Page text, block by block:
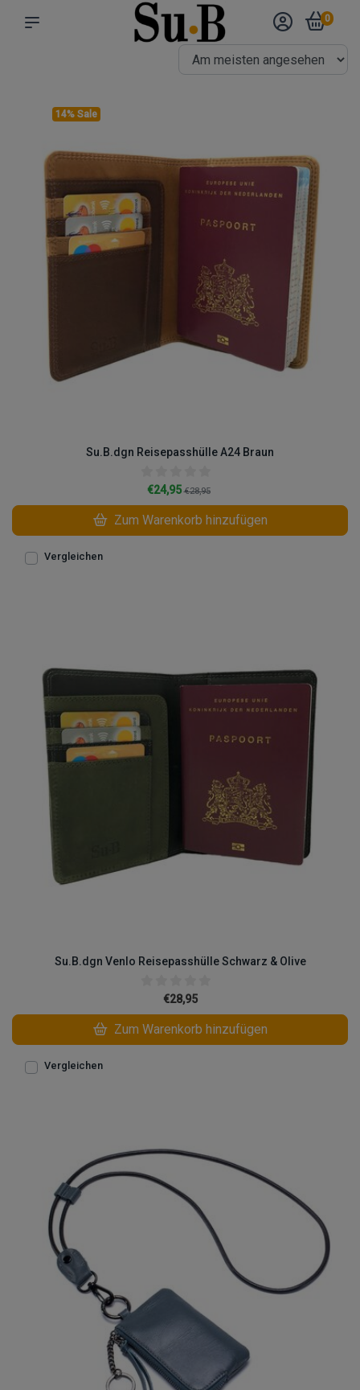
0
14% Sale
Su.B.dgn Reisepasshülle A24 Braun
€24,95€28,95
Zum Warenkorb hinzufügen
Vergleichen
Su.B.dgn Venlo Reisepasshülle Schwarz & Olive
€28,95
Zum Warenkorb hinzufügen
Vergleichen